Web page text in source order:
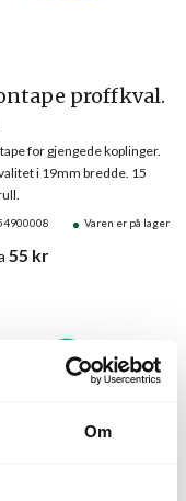
Om
proffkval.
Varen er på lager
for gjengede koplinger.
i 19mm bredde. 15
55 kr